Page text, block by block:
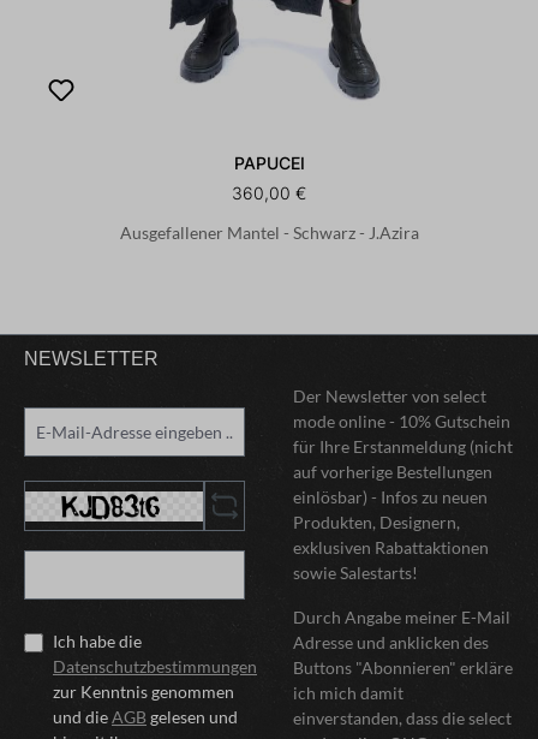
PAPUCEI
360,00 €
Ausgefallener Mantel - Schwarz - J.Azira
NEWSLETTER
Ich habe die
Datenschutzbestimmungen
zur Kenntnis genommen
und dieAGBgelesen und
Der Newsletter von select
mode online - 10% Gutschein
für Ihre Erstanmeldung (nicht
auf vorherige Bestellungen
einlösbar) - Infos zu neuen
Produkten, Designern,
exklusiven Rabattaktionen
sowie Salestarts!
Durch Angabe meiner E-Mail
Adresse und anklicken des
Buttons "Abonnieren" erkläre
ich mich damit
einverstanden, dass die select